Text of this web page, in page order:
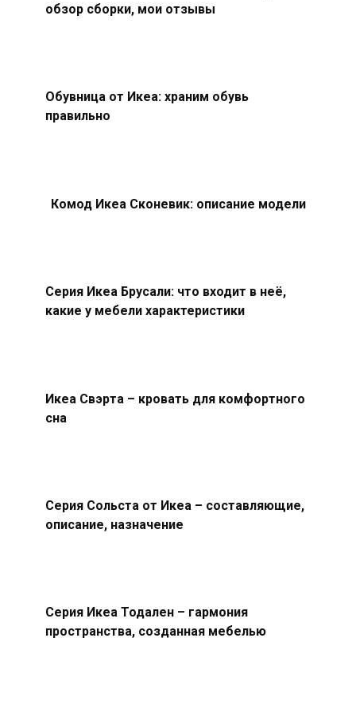
обзор сборки, мои отзывы
Обувница от Икеа: храним обувь
правильно
Комод Икеа Сконевик: описание модели
Серия Икеа Брусали: что входит в неё,
какие у мебели характеристики
Икеа Свэрта – кровать для комфортного
сна
Серия Сольста от Икеа – составляющие,
описание, назначение
Серия Икеа Тодален – гармония
пространства, созданная мебелью